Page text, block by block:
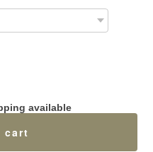
available
cart